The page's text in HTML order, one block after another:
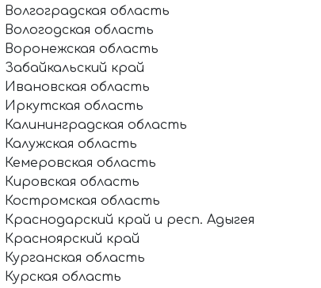
Волгоградская область
Вологодская область
Воронежская область
Забайкальский край
Ивановская область
Иркутская область
Калининградская область
Калужская область
Кемеровская область
Кировская область
Костромская область
Краснодарский край и респ. Адыгея
Красноярский край
Курганская область
Курская область